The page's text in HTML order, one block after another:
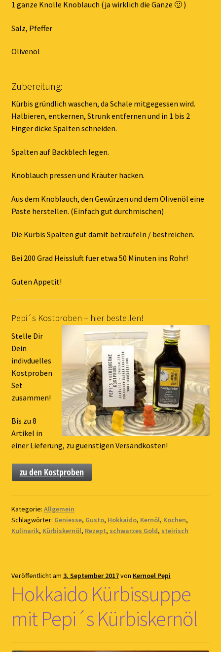
1 ganze Knolle Knoblauch (ja wirklich die Ganze 🙂 )
Salz, Pfeffer
Olivenöl
Zubereitung:
Kürbis gründlich waschen, da Schale mitgegessen wird.
Halbieren, entkernen, Strunk entfernen und in 1 bis 2
Finger dicke Spalten schneiden.
Spalten auf Backblech legen.
Knoblauch pressen und Kräuter hacken.
Aus dem Knoblauch, den Gewürzen und dem Olivenöl eine
Paste herstellen. (Einfach gut durchmischen)
Die Kürbis Spalten gut damit beträufeln / bestreichen.
Bei 200 Grad Heissluft fuer etwa 50 Minuten ins Rohr!
Guten Appetit!
Pepi´s Kostproben – hier bestellen!
Stelle Dir
Dein
indivduelles
Kostproben
Set
zusammen!
Bis zu 8
Artikel in
einer Lieferung, zu guenstigen Versandkosten!
zu den Kostproben
Kategorie: Allgemein
Schlagwörter: Geniesse, Gusto, Hokkaido, Kernöl, Kochen,
Kulinarik, Kürbiskernöl, Rezept, schwarzes Gold, steirisch
Veröffentlicht am 3. September 2017von Kernoel Pepi
Hokkaido Kürbissuppe
mit Pepi´s Kürbiskernöl